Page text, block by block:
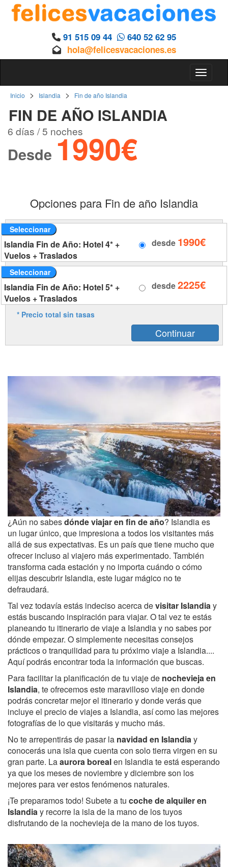
91 515 09 44
640 52 62 95
hola@felicesvacaciones.es
Inicio > Islandia > Fin de año Islandia
FIN DE AÑO ISLANDIA
6 días / 5 noches
Desde 1990€
Opciones para Fin de año Islandia
Seleccionar
Islandia Fin de Año: Hotel 4* +
Vuelos + Traslados
desde 1990€
Seleccionar
Islandia Fin de Año: Hotel 5* +
Vuelos + Traslados
desde2225€
* Precio total sin tasas
¿Aún no sabesdónde viajar en fin de año? Islandia es
un lugar único, que impresiona a todos los visitantes más
allá de sus expectativas. Es un país que tiene mucho que
ofrecer incluso al viajero más experimentado. También
transforma cada estación y no importa cuándo o cómo
elijas descubrir Islandia, este lugar mágico no te
defraudará.
Tal vez todavía estás indeciso acerca devisitar Islandiay
estás buscando inspiración para viajar. O tal vez te estás
planeando tu itinerario de viaje a Islandia y no sabes por
dónde empezar. O simplemente necesitas consejos
prácticos o tranquilidad para tu próximo viaje a Islandia....
Aquí podrás encontrar toda la información que buscas.
Para facilitar la planificación de tu viaje de nochevieja en
Islandia, te ofrecemos este maravilloso viaje en donde
podrás concretar mejor el itinerario y donde verás que
incluye el precio de viajes a Islandia, así como las mejores
fotografías de lo que visitarás y mucho más.
No te arrepentirás de pasar la navidad en Islandiay
conocerás una isla que cuenta con solo tierra virgen en su
gran parte. Laaurora borealen Islandia te está esperando
ya que los meses de noviembre y diciembre son los
mejores para ver estos fenómenos naturales.
¡Te preparamos todo! Subete a tu coche de alquiler en
Islandiay recorre la isla de la mano de los tuyos
disfrutando de la nochevieja de la mano de los tuyos.